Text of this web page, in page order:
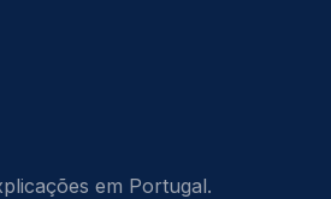
em Portugal.